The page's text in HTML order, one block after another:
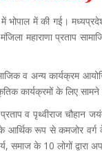
में की गई।
महाराणा प्रताप
व अन्य कार्यक्रम
कार्यक्रमों के लिए सामने
व पृथ्वीराज चौहान
रूप से कमजोर वर्ग
समाज के 10 लोगों द्वारा